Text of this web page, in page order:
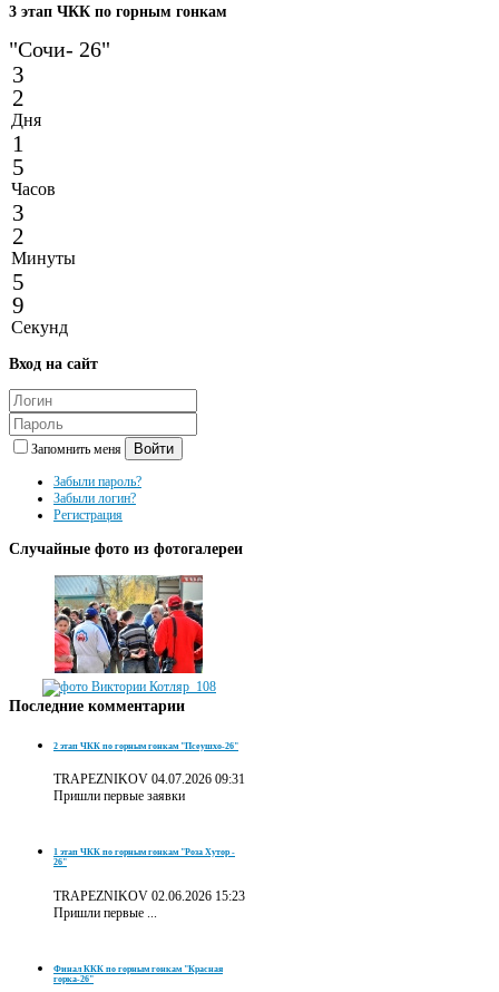
3 этап ЧКК по горным гонкам
"Сочи- 26"
3
2
Дня
1
5
Часов
3
2
Минуты
5
9
Секунд
Вход на сайт
Запомнить меня Войти
Забыли пароль?
Забыли логин?
Регистрация
Случайные фото из фотогалереи
Последние комментарии
2 этап ЧКК по горным гонкам "Псеушхо-26"
TRAPEZNIKOV 04.07.2026 09:31
Пришли первые заявки
1 этап ЧКК по горным гонкам "Роза Хутор -
26"
TRAPEZNIKOV 02.06.2026 15:23
Пришли первые ...
Финал ККК по горным гонкам "Красная
горка-26"